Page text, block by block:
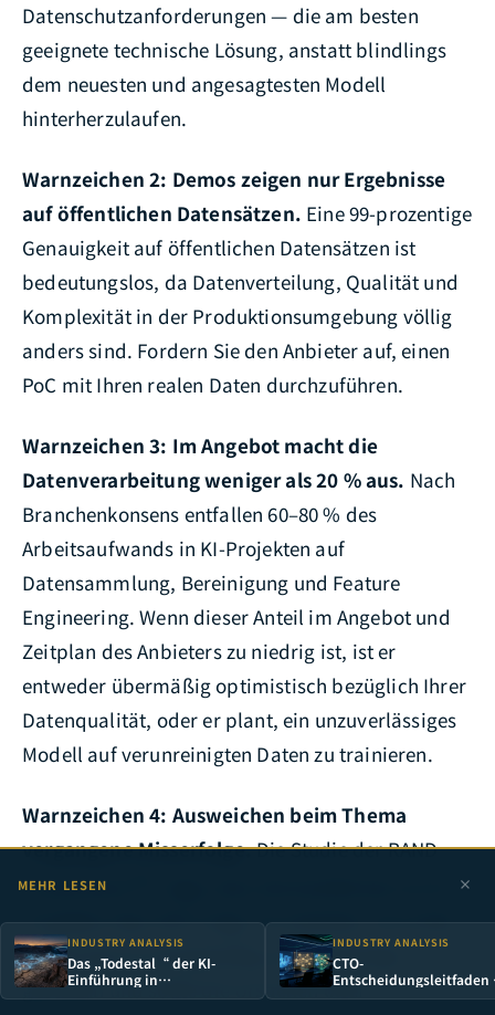
Datenschutzanforderungen — die am besten
geeignete technische Lösung, anstatt blindlings
dem neuesten und angesagtesten Modell
hinterherzulaufen.
Warnzeichen 2: Demos zeigen nur Ergebnisse
auf öffentlichen Datensätzen. Eine 99-prozentige
Genauigkeit auf öffentlichen Datensätzen ist
bedeutungslos, da Datenverteilung, Qualität und
Komplexität in der Produktionsumgebung völlig
anders sind. Fordern Sie den Anbieter auf, einen
PoC mit Ihren realen Daten durchzuführen.
Warnzeichen 3: Im Angebot macht die
Datenverarbeitung weniger als 20 % aus. Nach
Branchenkonsens entfallen 60–80 % des
Arbeitsaufwands in KI-Projekten auf
Datensammlung, Bereinigung und Feature
Engineering. Wenn dieser Anteil im Angebot und
Zeitplan des Anbieters zu niedrig ist, ist er
entweder übermäßig optimistisch bezüglich Ihrer
Datenqualität, oder er plant, ein unzuverlässiges
Modell auf verunreinigten Daten zu trainieren.
Warnzeichen 4: Ausweichen beim Thema
vergangene Misserfolge.Die Studie der RAND
Corporation
Projekten über 80 % liegt. Ein Anbieter mit echter
Erfahrung ist zwangsläufig auf Misserfolge
gestoßen und sollte die Ursachen offen
MEHR LESEN
INDUSTRY ANALYSIS
Das „Todestal“ der KI-
Einführung in
Unternehmen — Warum 95
INDUSTRY ANALYSIS
CTO-
Auswahl der